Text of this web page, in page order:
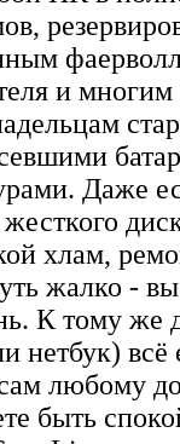
и
Даже
хлам,
жалко -
К тому же
нетбук)
любому
быть